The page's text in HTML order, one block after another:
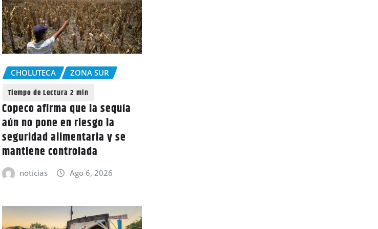
CHOLUTECA ZONA SUR
Copeco afirma que la sequía
aún no pone en riesgo la
seguridad alimentaria y se
mantiene controlada
noticias Ago 6, 2026